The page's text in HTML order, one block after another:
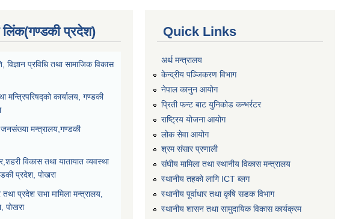
लिंक(गण्डकी प्रदेश)
विज्ञान प्रविधि तथा सामाजिक विकास
मन्त्रिपरिषद्को कार्यालय, गण्डकी
मन्त्रालय,गण्डकी
विकास तथा यातायात व्यवस्था
प्रदेश, पोखरा
प्रदेश सभा मामिला मन्त्रालय,
पोखरा
Quick Links
अर्थ मन्त्रालय
केन्द्रीय पञ्जिकरण विभाग
नेपाल कानुन आयोग
प्रिती फन्ट बाट युनिकोड कन्भर्रटर
राष्ट्रिय योजना आयोग
लोक सेवा आयोग
श्रम संसार प्रणाली
संघीय मामिला तथा स्थानीय विकास मन्त्रालय
स्थानीय तहको लागि ICT ब्लग
स्थानीय पूर्वाधार तथा कृषि सडक विभाग
स्थानीय शासन तथा सामुदायिक विकास कार्यक्रम